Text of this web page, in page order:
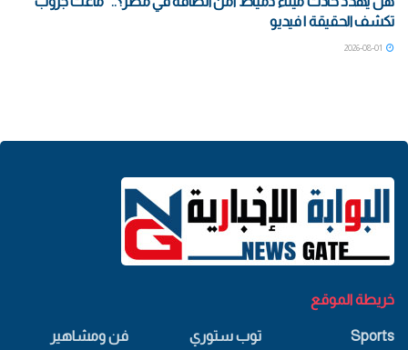
تكشف الحقيقة | فيديو
خريطة الموقع
Sports توب ستوري فن ومشاهير